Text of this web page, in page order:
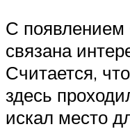
С
связана
Считается,
здесь
искал место